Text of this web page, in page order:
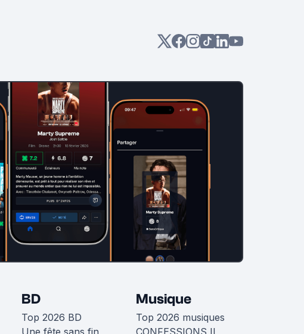
BD
Top 2026 BD
Une fête sans fin
Musique
Top 2026 musiques
CONFESSIONS II